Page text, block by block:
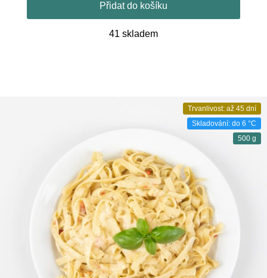
Přidat do košíku
41 skladem
Trvanlivost: až 45 dní
Skladování: do 6 °C
500 g